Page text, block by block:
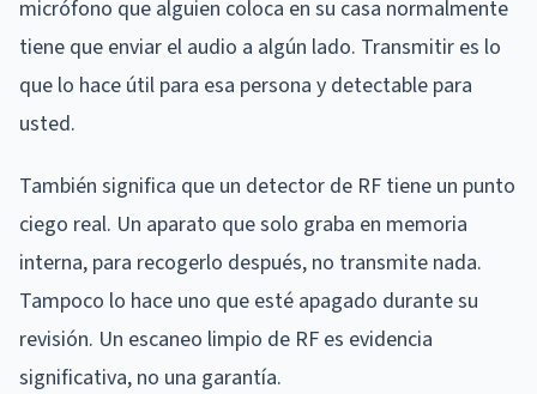
micrófono que alguien coloca en su casa normalmente
tiene que enviar el audio a algún lado. Transmitir es lo
que lo hace útil para esa persona y detectable para
usted.
También significa que un detector de RF tiene un punto
ciego real. Un aparato que solo graba en memoria
interna, para recogerlo después, no transmite nada.
Tampoco lo hace uno que esté apagado durante su
revisión. Un escaneo limpio de RF es evidencia
significativa, no una garantía.